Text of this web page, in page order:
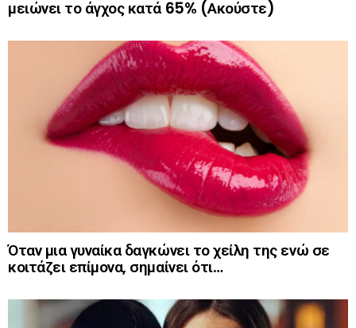
μειώνει το άγχος κατά 65% (Ακούστε)
Όταν μια γυναίκα δαγκώνει το χείλη της ενώ σε
κοιτάζει επίμονα, σημαίνει ότι…